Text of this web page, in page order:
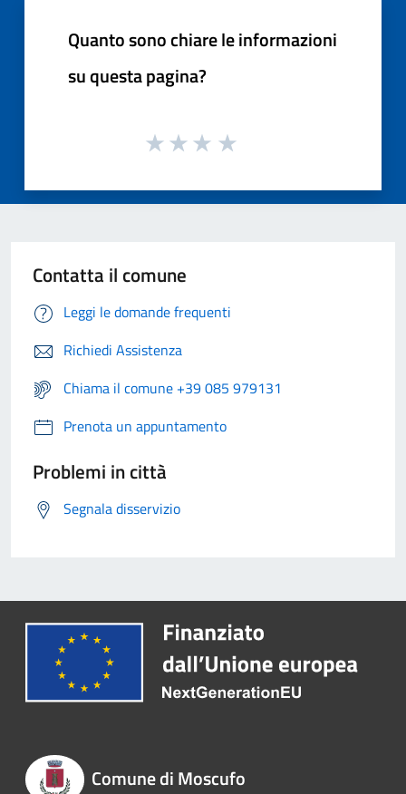
Quanto sono chiare le informazioni
su questa pagina?
Contatta il comune
Leggi le domande frequenti
Richiedi Assistenza
Chiama il comune +39 085 979131
Prenota un appuntamento
Problemi in città
Segnala disservizio
Comune di Moscufo